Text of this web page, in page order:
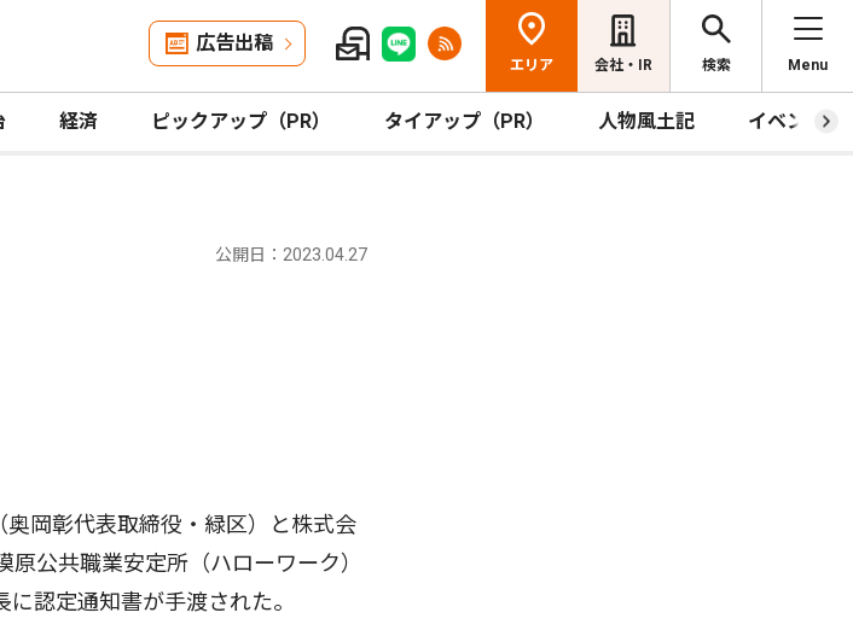
広告出稿
エリア 会社・IR 検索 Menu
経済 ピックアップ（PR） タイアップ（PR） 人物風土記 イベント
公開日：2023.04.27
岡彰代表取締役・緑区）と株式会
公共職業安定所（ハローワーク）
認定通知書が手渡された。